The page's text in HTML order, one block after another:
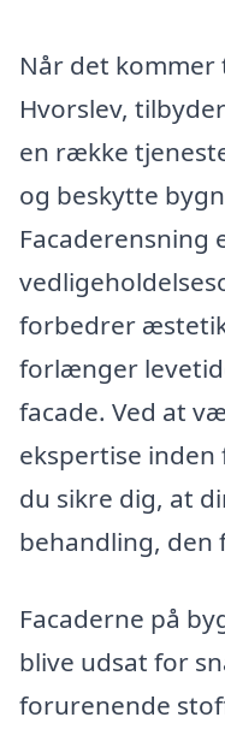
Når det kommer
Hvorslev,
en række
og beskytte
Facaderensning
forbedrer
forlænger
facade. Ved at
ekspertise
du sikre dig, at
behandling, den
Facaderne på
blive udsat for
forurenende